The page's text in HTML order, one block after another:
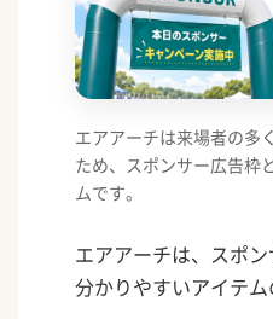
エアアーチは来場者の多
ため、スポンサー広告枠
ムです。
エアアーチは、スポ
分かりやすいアイテム